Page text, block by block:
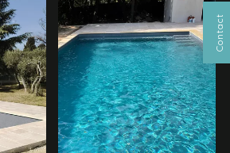
Contact